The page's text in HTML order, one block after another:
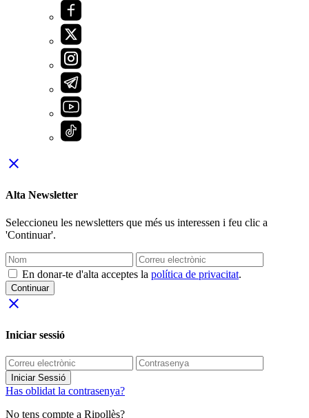
close
Alta Newsletter
Seleccioneu les newsletters que més us interessen i feu clic a
'Continuar'.
En donar-te d'alta acceptes la política de privacitat.
Continuar
close
Iniciar sessió
Iniciar Sessió
Has oblidat la contrasenya?
No tens compte a Ripollès?